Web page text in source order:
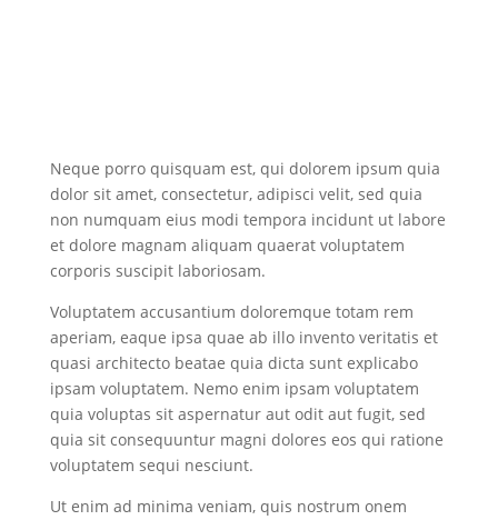
Neque porro quisquam est, qui dolorem ipsum quia
dolor sit amet, consectetur, adipisci velit, sed quia
non numquam eius modi tempora incidunt ut labore
et dolore magnam aliquam quaerat voluptatem
corporis suscipit laboriosam.
Voluptatem accusantium doloremque totam rem
aperiam, eaque ipsa quae ab illo invento veritatis et
quasi architecto beatae quia dicta sunt explicabo
ipsam voluptatem. Nemo enim ipsam voluptatem
quia voluptas sit aspernatur aut odit aut fugit, sed
quia sit consequuntur magni dolores eos qui ratione
voluptatem sequi nesciunt.
Ut enim ad minima veniam, quis nostrum onem